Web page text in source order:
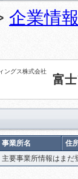
ご利用企業
企業情報
富
事業所名
住
主要事業所情報はまだ